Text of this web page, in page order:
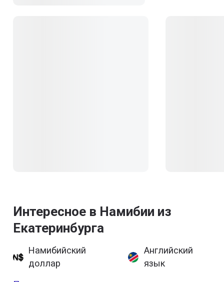
Интересное в Намибии из
Екатеринбурга
Намибийский
доллар
Английский
язык